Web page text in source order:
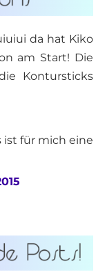
da hat Kiko
am Start! Die
Kontursticks
ist für mich eine